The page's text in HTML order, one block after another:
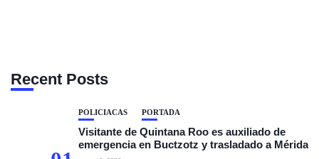
Recent Posts
POLICIACAS PORTADA
Visitante de Quintana Roo es auxiliado de
emergencia en Buctzotz y trasladado a Mérida